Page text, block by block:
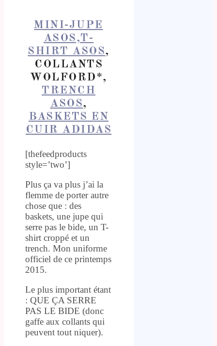
MINI-JUPE
ASOS,T-
SHIRT ASOS,
COLLANTS
WOLFORD*,
TRENCH
ASOS,
BASKETS EN
CUIR ADIDAS
[thefeedproducts
style=’two’]
Plus ça va plus j’ai la
flemme de porter autre
chose que : des
baskets, une jupe qui
serre pas le bide, un T-
shirt croppé et un
trench. Mon uniforme
officiel de ce printemps
2015.
Le plus important étant
: QUE ÇA SERRE
PAS LE BIDE (donc
gaffe aux collants qui
peuvent tout niquer).